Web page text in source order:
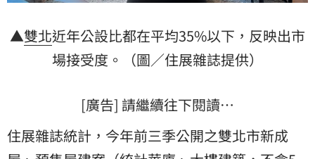
▲雙北近年公設比都在平均35%以下，反映出市
場接受度。（圖／住展雜誌提供）
[廣告] 請繼續往下閱讀…
住展雜誌統計，今年前三季公開之雙北市新成